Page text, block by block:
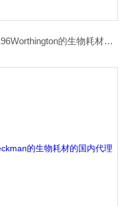
WBC-LS004196Worthington的生物耗材的国内代理